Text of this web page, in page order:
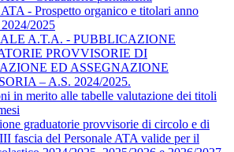
ATA - Prospetto organico e titolari anno
2025
A.T.A. - PUBBLICAZIONE
PROVVISORIE DI
ED ASSEGNAZIONE
– A.S. 2024/2025.
in merito alle tabelle valutazione dei titoli
graduatorie provvisorie di circolo e di
fascia del Personale ATA valide per il